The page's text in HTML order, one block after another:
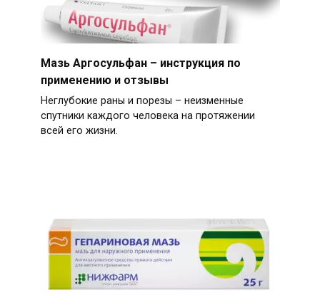
Мазь Аргосульфан – инструкция по
применению и отзывы
Неглубокие раны и порезы – неизменные
спутники каждого человека на протяжении
всей его жизни.